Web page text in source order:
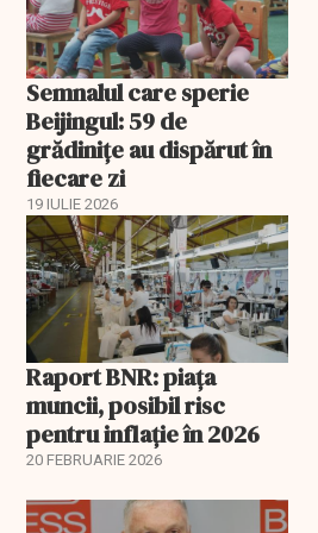
Semnalul care sperie
Beijingul: 59 de
grădinițe au dispărut în
fiecare zi
19 IULIE 2026
Raport BNR: piața
muncii, posibil risc
pentru inflație în 2026
20 FEBRUARIE 2026
EXCLUSIV